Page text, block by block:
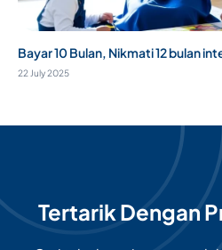
Bayar 10 Bulan, Nikmati 12 bulan
22 July 2025
Tertarik Dengan